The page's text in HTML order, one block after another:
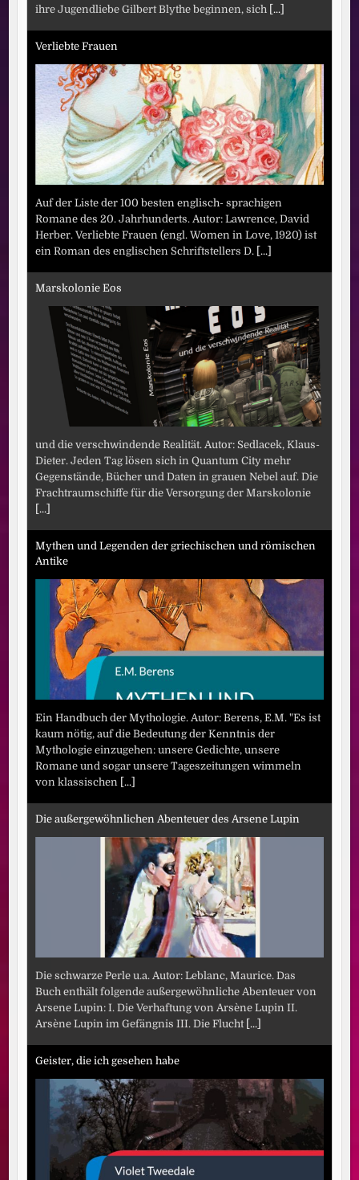
ihre Jugendliebe Gilbert Blythe beginnen, sich [...]
Verliebte Frauen
Auf der Liste der 100 besten englisch- sprachigen
Romane des 20. Jahrhunderts. Autor: Lawrence, David
Herber. Verliebte Frauen (engl. Women in Love, 1920) ist
ein Roman des englischen Schriftstellers D. [...]
Marskolonie Eos
und die verschwindende Realität. Autor: Sedlacek, Klaus-
Dieter. Jeden Tag lösen sich in Quantum City mehr
Gegenstände, Bücher und Daten in grauen Nebel auf. Die
Frachtraumschiffe für die Versorgung der Marskolonie
[...]
Mythen und Legenden der griechischen und römischen
Antike
Ein Handbuch der Mythologie. Autor: Berens, E.M. "Es ist
kaum nötig, auf die Bedeutung der Kenntnis der
Mythologie einzugehen: unsere Gedichte, unsere
Romane und sogar unsere Tageszeitungen wimmeln
von klassischen [...]
Die außergewöhnlichen Abenteuer des Arsene Lupin
Die schwarze Perle u.a. Autor: Leblanc, Maurice. Das
Buch enthält folgende außergewöhnliche Abenteuer von
Arsene Lupin: I. Die Verhaftung von Arsène Lupin II.
Arsène Lupin im Gefängnis III. Die Flucht [...]
Geister, die ich gesehen habe